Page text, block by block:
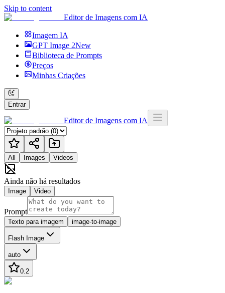
Skip to content
Editor de Imagens com IA
Imagem IA
GPT Image 2New
Biblioteca de Prompts
Preços
Minhas Criações
Entrar
Editor de Imagens com IA
All Images Videos
Ainda não há resultados
Image Video
Prompt
Texto para imagem image-to-image
Flash Image
auto
0.2